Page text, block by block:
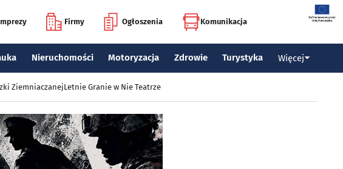
Firmy Ogłoszenia Komunikacja
Nieruchomości Motoryzacja Zdrowie Turystyka Więcej
ZiemniaczanejLetnie Granie w Nie Teatrze